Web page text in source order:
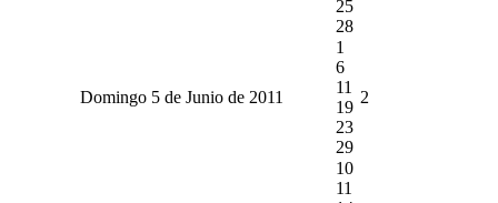
25
28
Domingo 5 de Junio de 2011
1
6
11
19
23
29
2
10
11